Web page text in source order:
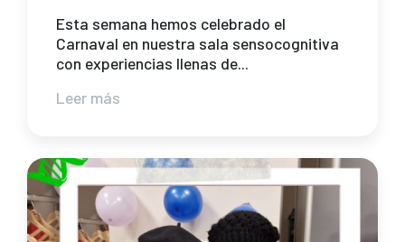
Esta semana hemos celebrado el
Carnaval en nuestra sala sensocognitiva
con experiencias llenas de...
Leer más